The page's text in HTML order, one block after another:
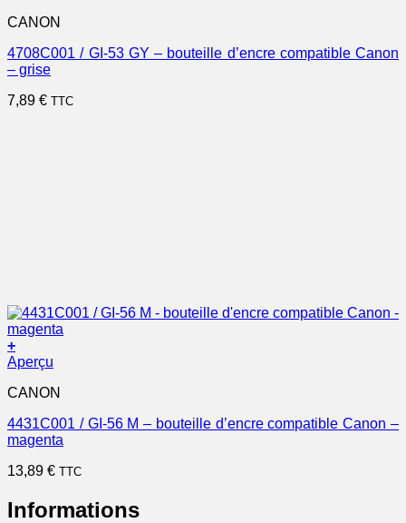
CANON
4708C001 / GI-53 GY – bouteille d’encre compatible Canon
– grise
7,89 € TTC
+
Aperçu
CANON
4431C001 / GI-56 M – bouteille d’encre compatible Canon –
magenta
13,89 € TTC
Informations